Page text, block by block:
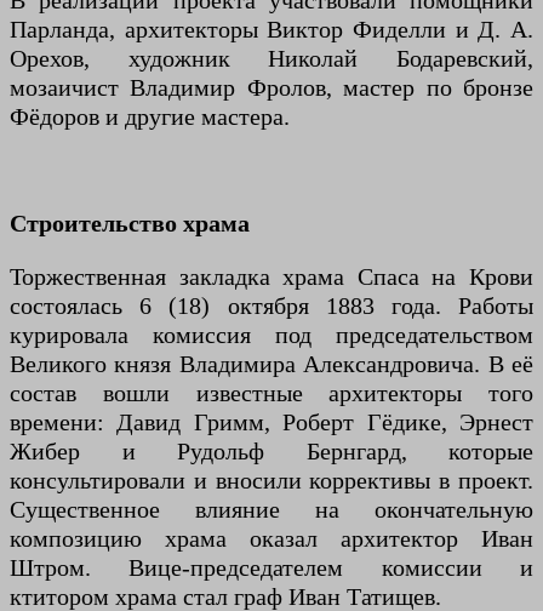
Парланда, архитекторы Виктор Фиделли и Д. А.
Орехов, художник Николай Бодаревский,
мозаичист Владимир Фролов, мастер по бронзе
Фёдоров и другие мастера.
Строительство храма
Торжественная закладка храма Спаса на Крови
состоялась 6 (18) октября 1883 года. Работы
курировала комиссия под председательством
Великого князя Владимира Александровича. В её
состав вошли известные архитекторы того
времени: Давид Гримм, Роберт Гёдике, Эрнест
Жибер и Рудольф Бернгард, которые
консультировали и вносили коррективы в проект.
Существенное влияние на окончательную
композицию храма оказал архитектор Иван
Штром. Вице-председателем комиссии и
ктитором храма стал граф Иван Татищев.